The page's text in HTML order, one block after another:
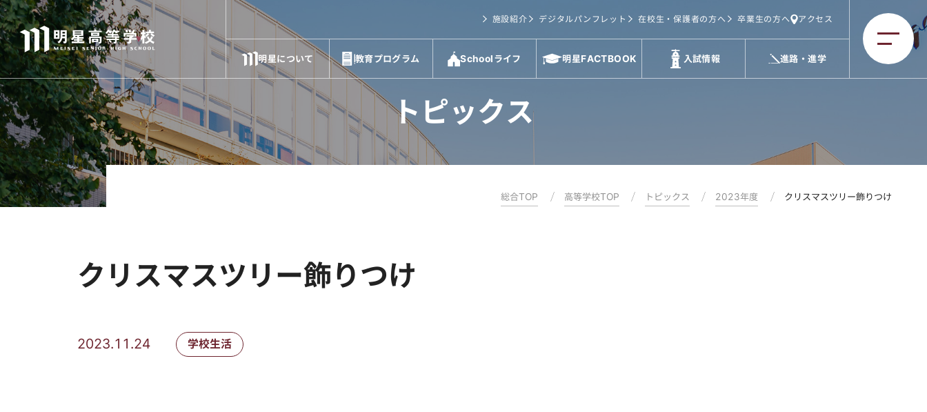
施設紹介 デジタルパンフレット 在校生・保護者の方へ 卒業生の方へ アクセス
明星について 教育プログラム Schoolライフ 明星FACTBOOK 入試情報 進路・進学
トピックス
総合TOP 高等学校TOP トピックス 2023年度 クリスマスツリー飾りつけ
クリスマスツリー飾りつけ
2023.11.24 学校生活